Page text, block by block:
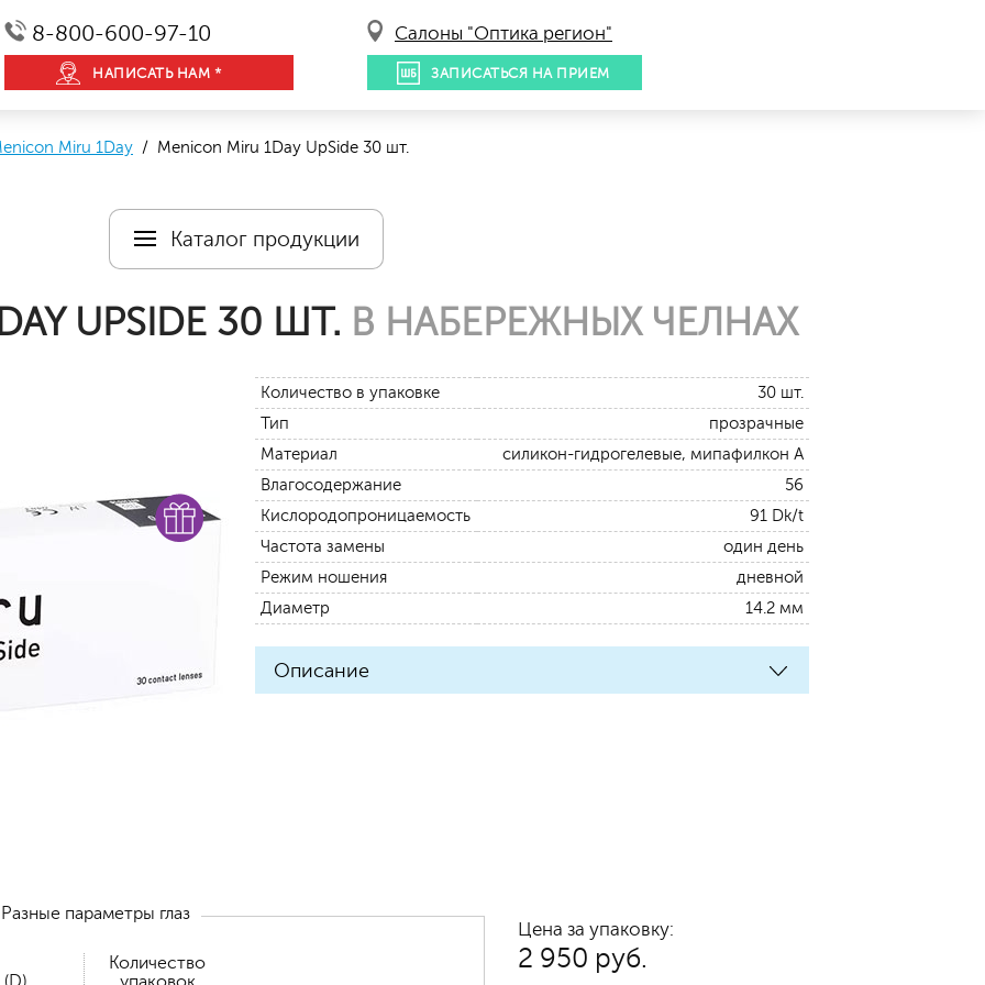
8-800-600-97-10
НАПИСАТЬ НАМ *
Салоны "Оптика регион"
ЗАПИСАТЬСЯ НА ПРИЕМ
Miru 1Day / Menicon Miru 1Day UpSide 30 шт.
Каталог продукции
UPSIDE 30 ШТ. В НАБЕРЕЖНЫХ ЧЕЛНАХ
Количество в упаковке
30 шт.
Тип
прозрачные
Материал
силикон-гидрогелевые, мипафилкон А
Влагосодержание
56
Кислородопроницаемость
91 Dk/t
Частота замены
один день
Режим ношения
дневной
Диаметр
14.2 мм
Описание
параметры глаз
Количество
Цена за упаковку:
2 950 руб.